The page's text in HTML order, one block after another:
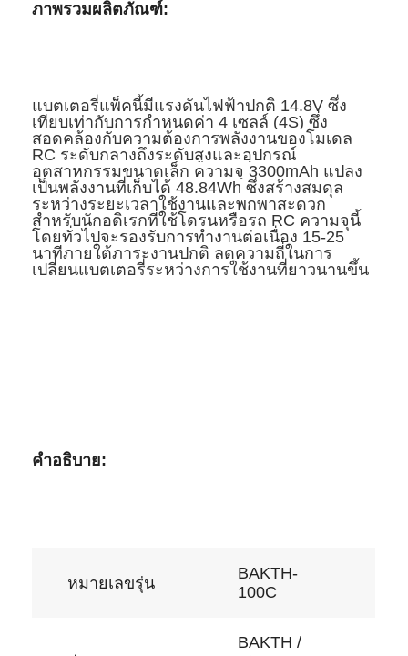
ภาพรวมผลิตภัณฑ์:
แบตเตอรี่แพ็คนี้มีแรงดันไฟฟ้าปกติ 14.8V ซึ่ง
เทียบเท่ากับการกำหนดค่า 4 เซลล์ (4S) ซึ่ง
สอดคล้องกับความต้องการพลังงานของโมเดล
RC ระดับกลางถึงระดับสูงและอุปกรณ์
อุตสาหกรรมขนาดเล็ก ความจุ 3300mAh แปลง
เป็นพลังงานที่เก็บได้ 48.84Wh ซึ่งสร้างสมดุล
ระหว่างระยะเวลาใช้งานและพกพาสะดวก
สำหรับนักอดิเรกที่ใช้โดรนหรือรถ RC ความจุนี้
โดยทั่วไปจะรองรับการทำงานต่อเนื่อง 15-25
นาทีภายใต้ภาระงานปกติ ลดความถี่ในการ
เปลี่ยนแบตเตอรี่ระหว่างการใช้งานที่ยาวนานขึ้น
คำอธิบาย:
หมายเลขรุ่น
BAKTH-
100C
BAKTH /